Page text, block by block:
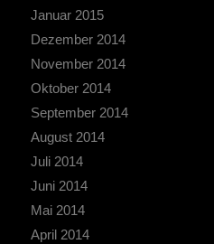
Januar 2015
Dezember 2014
November 2014
Oktober 2014
September 2014
August 2014
Juli 2014
Juni 2014
Mai 2014
April 2014